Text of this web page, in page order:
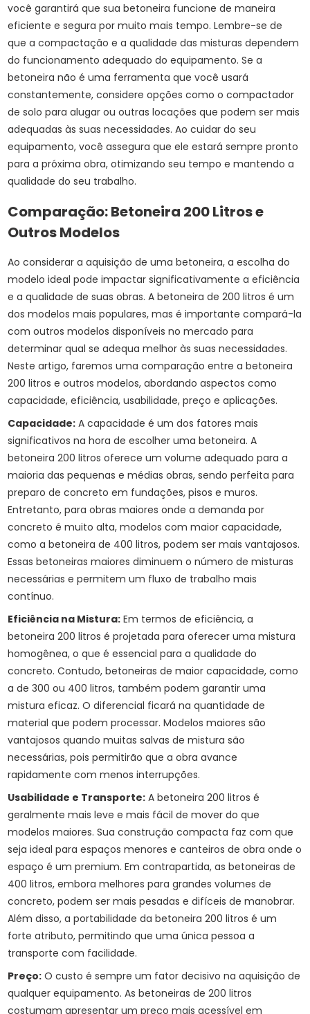
você garantirá que sua betoneira funcione de maneira
eficiente e segura por muito mais tempo. Lembre-se de
que a compactação e a qualidade das misturas dependem
do funcionamento adequado do equipamento. Se a
betoneira não é uma ferramenta que você usará
constantemente, considere opções como ocompactador
de solo para alugar ou outras locações que podem ser mais
adequadas às suas necessidades. Ao cuidar do seu
equipamento, você assegura que ele estará sempre pronto
para a próxima obra, otimizando seu tempo e mantendo a
qualidade do seu trabalho.
Comparação: Betoneira 200 Litros e
Outros Modelos
Ao considerar a aquisição de uma betoneira, a escolha do
modelo ideal pode impactar significativamente a eficiência
e a qualidade de suas obras. A betoneira de 200 litros é um
dos modelos mais populares, mas é importante compará-la
com outros modelos disponíveis no mercado para
determinar qual se adequa melhor às suas necessidades.
Neste artigo, faremos uma comparação entre a betoneira
200 litros e outros modelos, abordando aspectos como
capacidade, eficiência, usabilidade, preço e aplicações.
Capacidade: A capacidade é um dos fatores mais
significativos na hora de escolher uma betoneira. A
betoneira 200 litros oferece um volume adequado para a
maioria das pequenas e médias obras, sendo perfeita para
preparo de concreto em fundações, pisos e muros.
Entretanto, para obras maiores onde a demanda por
concreto é muito alta, modelos com maior capacidade,
como a betoneira de 400 litros, podem ser mais vantajosos.
Essas betoneiras maiores diminuem o número de misturas
necessárias e permitem um fluxo de trabalho mais
contínuo.
Eficiência na Mistura: Em termos de eficiência, a
betoneira 200 litros é projetada para oferecer uma mistura
homogênea, o que é essencial para a qualidade do
concreto. Contudo, betoneiras de maior capacidade, como
a de 300 ou 400 litros, também podem garantir uma
mistura eficaz. O diferencial ficará na quantidade de
material que podem processar. Modelos maiores são
vantajosos quando muitas salvas de mistura são
necessárias, pois permitirão que a obra avance
rapidamente com menos interrupções.
Usabilidade e Transporte: A betoneira 200 litros é
geralmente mais leve e mais fácil de mover do que
modelos maiores. Sua construção compacta faz com que
seja ideal para espaços menores e canteiros de obra onde o
espaço é um premium. Em contrapartida, as betoneiras de
400 litros, embora melhores para grandes volumes de
concreto, podem ser mais pesadas e difíceis de manobrar.
Além disso, a portabilidade da betoneira 200 litros é um
forte atributo, permitindo que uma única pessoa a
transporte com facilidade.
Preço: O custo é sempre um fator decisivo na aquisição de
qualquer equipamento. As betoneiras de 200 litros
costumam apresentar um preço mais acessível em